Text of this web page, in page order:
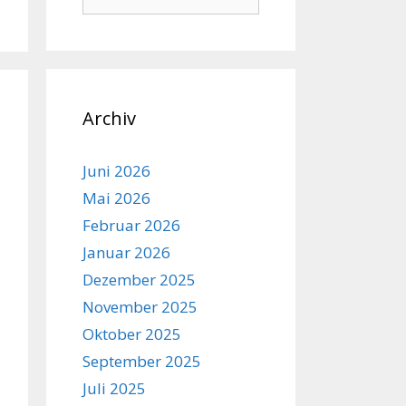
Archiv
Juni 2026
Mai 2026
Februar 2026
Januar 2026
Dezember 2025
November 2025
Oktober 2025
September 2025
Juli 2025